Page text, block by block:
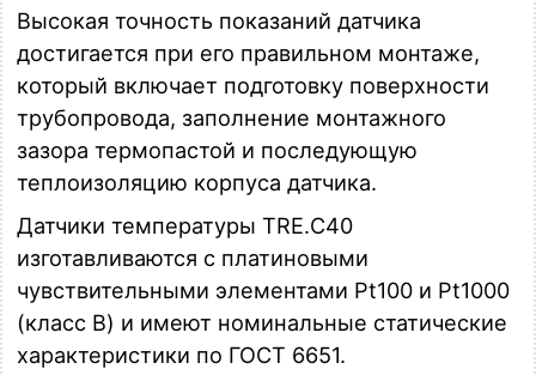
Высокая точность показаний датчика
достигается при его правильном монтаже,
который включает подготовку поверхности
трубопровода, заполнение монтажного
зазора термопастой и последующую
теплоизоляцию корпуса датчика.
Датчики температуры TRE.C40
изготавливаются с платиновыми
чувствительными элементами Pt100 и Pt1000
(класс В) и имеют номинальные статические
характеристики по ГОСТ 6651.